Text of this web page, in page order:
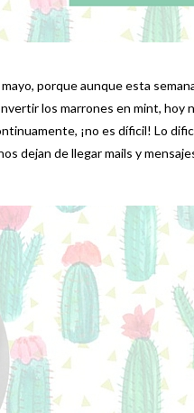
porque aunque esta
los marrones en mint, hoy
¡no es díficil! Lo
dejan de llegar mails y